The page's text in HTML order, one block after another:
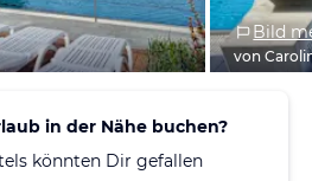
Bild
von
in der Nähe buchen?
könnten Dir gefallen